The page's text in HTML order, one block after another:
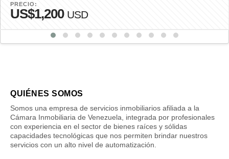
PRECIO:
US$1,200 USD
QUIÉNES SOMOS
Somos una empresa de servicios inmobiliarios afiliada a la
Cámara Inmobiliaria de Venezuela, integrada por profesionales
con experiencia en el sector de bienes raíces y sólidas
capacidades tecnológicas que nos permiten brindar nuestros
servicios con un alto nivel de automatización.